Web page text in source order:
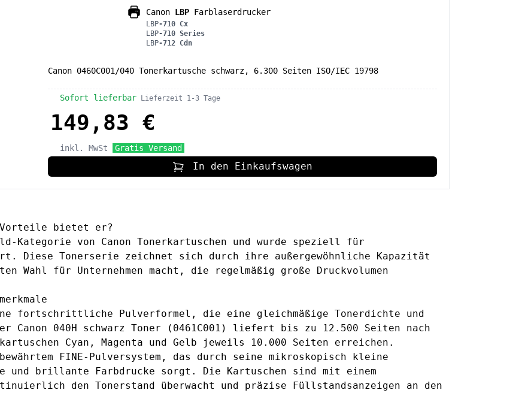
Canon LBP Farblaserdrucker
LBP-710 Cx
LBP-710 Series
LBP-712 Cdn
Canon 0460C001/040 Tonerkartusche schwarz, 6.300 Seiten ISO/IEC 19798
Sofort lieferbar Lieferzeit 1-3 Tage
149,83 €
inkl. MwSt Gratis Versand
In den Einkaufswagen
Vorteile bietet er?
Kategorie von Canon Tonerkartuschen und wurde speziell für
Diese Tonerserie zeichnet sich durch ihre außergewöhnliche Kapazität
Wahl für Unternehmen macht, die regelmäßig große Druckvolumen
fortschrittliche Pulverformel, die eine gleichmäßige Tonerdichte und
Canon 040H schwarz Toner (0461C001) liefert bis zu 12.500 Seiten nach
Cyan , Magenta und Gelb jeweils 10.000 Seiten erreichen.
FINE-Pulversystem, das durch seine mikroskopisch kleine
und brillante Farbdrucke sorgt. Die Kartuschen sind mit einem
den Tonerstand überwacht und präzise Füllstandsanzeigen an den